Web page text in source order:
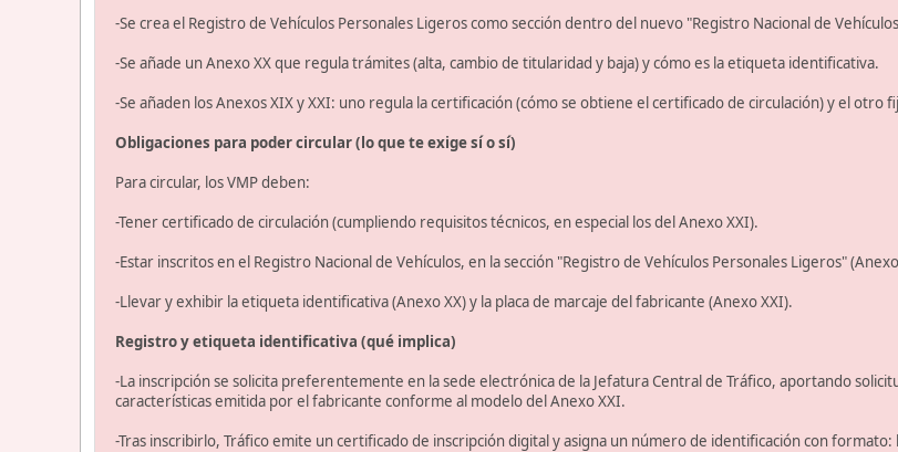
-Se crea el Registro de Vehículos Personales Ligeros como sección dentro del nuevo "Registro Nacional de
-Se añade un Anexo XX que regula trámites (alta, cambio de titularidad y baja) y cómo es la etiqueta identificativa.
-Se añaden los Anexos XIX y XXI: uno regula la certificación (cómo se obtiene el certificado de circulación) y el
Obligaciones para poder circular (lo que te exige sí o sí)
Para circular, los VMP deben:
-Tener certificado de circulación (cumpliendo requisitos técnicos, en especial los del Anexo XXI).
-Estar inscritos en el Registro Nacional de Vehículos, en la sección "Registro de Vehículos Personales Ligeros"
-Llevar y exhibir la etiqueta identificativa (Anexo XX) y la placa de marcaje del fabricante (Anexo XXI).
Registro y etiqueta identificativa (qué implica)
-La inscripción se solicita preferentemente en la sede electrónica de la Jefatura Central de Tráfico, aportando
características emitida por el fabricante conforme al modelo del Anexo XXI.
-Tras inscribirlo, Tráfico emite un certificado de inscripción digital y asigna un número de identificación con